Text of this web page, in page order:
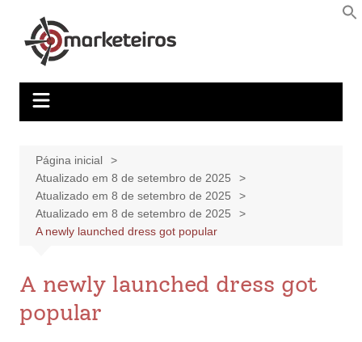
Página inicial
Atualizado em 8 de setembro de 2025
Atualizado em 8 de setembro de 2025
Atualizado em 8 de setembro de 2025
A newly launched dress got popular
A newly launched dress got
popular